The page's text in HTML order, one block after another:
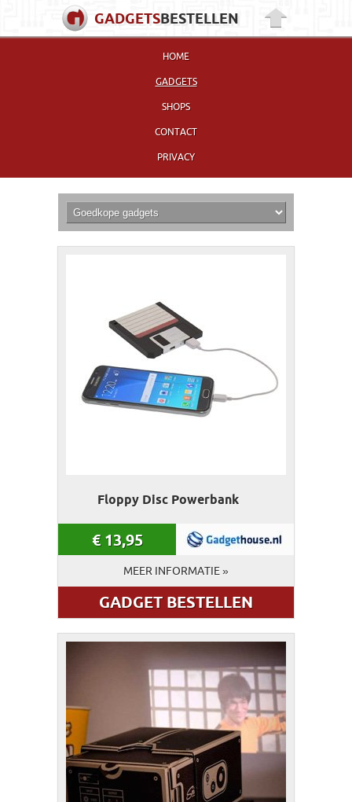
GADGETSBESTELLEN
HOME
GADGETS
SHOPS
CONTACT
PRIVACY
Floppy Disc Powerbank
€ 13,95
MEER INFORMATIE »
GADGET BESTELLEN